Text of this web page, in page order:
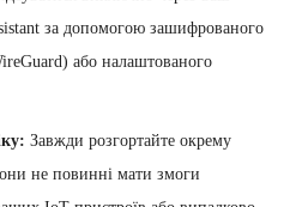
за допомогою зашифрованого
або налаштованого
Завжди розгортайте окрему
не повинні мати змоги